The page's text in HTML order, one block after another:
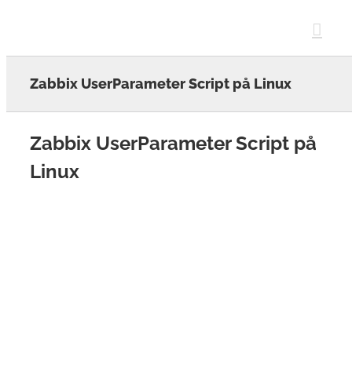
Zabbix UserParameter Script på Linux
Zabbix UserParameter Script på
Linux